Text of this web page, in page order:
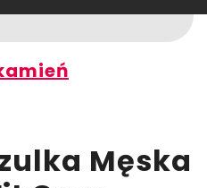
Męska